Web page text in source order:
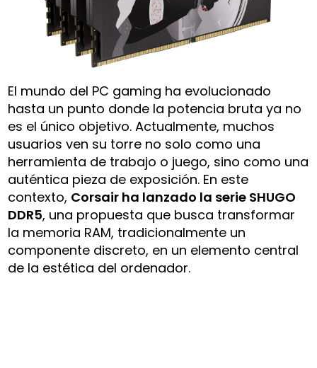
El mundo del PC gaming ha evolucionado
hasta un punto donde la potencia bruta ya no
es el único objetivo. Actualmente, muchos
usuarios ven su torre no solo como una
herramienta de trabajo o juego, sino como una
auténtica pieza de exposición. En este
contexto, Corsair ha lanzado la serie SHUGO
DDR5, una propuesta que busca transformar
la memoria RAM, tradicionalmente un
componente discreto, en un elemento central
de la estética del ordenador.